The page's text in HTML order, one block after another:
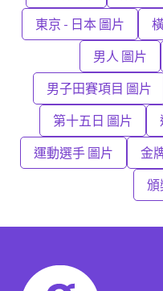
東京 - 日本 圖片
男人 圖片
男子田賽項目 圖片
第十五日 圖片
運動選手 圖片 金
頒